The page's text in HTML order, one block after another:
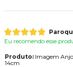
Eu recomendo esse
Produto:Imagem Anjo
14cm